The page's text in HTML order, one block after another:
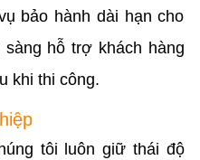
bảo hành dài hạn cho
hỗ trợ khách hàng
khi thi công.
tôi luôn giữ thái độ